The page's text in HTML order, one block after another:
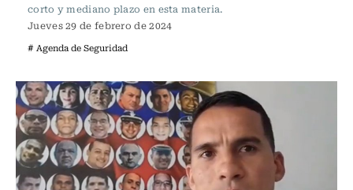
corto y mediano plazo en esta materia.
Jueves 29 de febrero de 2024
# Agenda de Seguridad